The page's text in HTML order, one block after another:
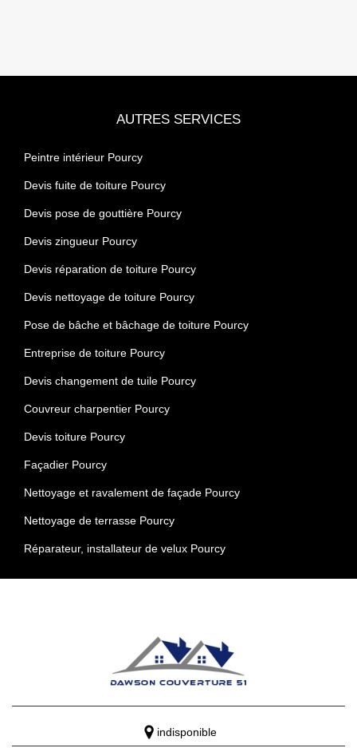
AUTRES SERVICES
Peintre intérieur Pourcy
Devis fuite de toiture Pourcy
Devis pose de gouttière Pourcy
Devis zingueur Pourcy
Devis réparation de toiture Pourcy
Devis nettoyage de toiture Pourcy
Pose de bâche et bâchage de toiture Pourcy
Entreprise de toiture Pourcy
Devis changement de tuile Pourcy
Couvreur charpentier Pourcy
Devis toiture Pourcy
Façadier Pourcy
Nettoyage et ravalement de façade Pourcy
Nettoyage de terrasse Pourcy
Réparateur, installateur de velux Pourcy
indisponible